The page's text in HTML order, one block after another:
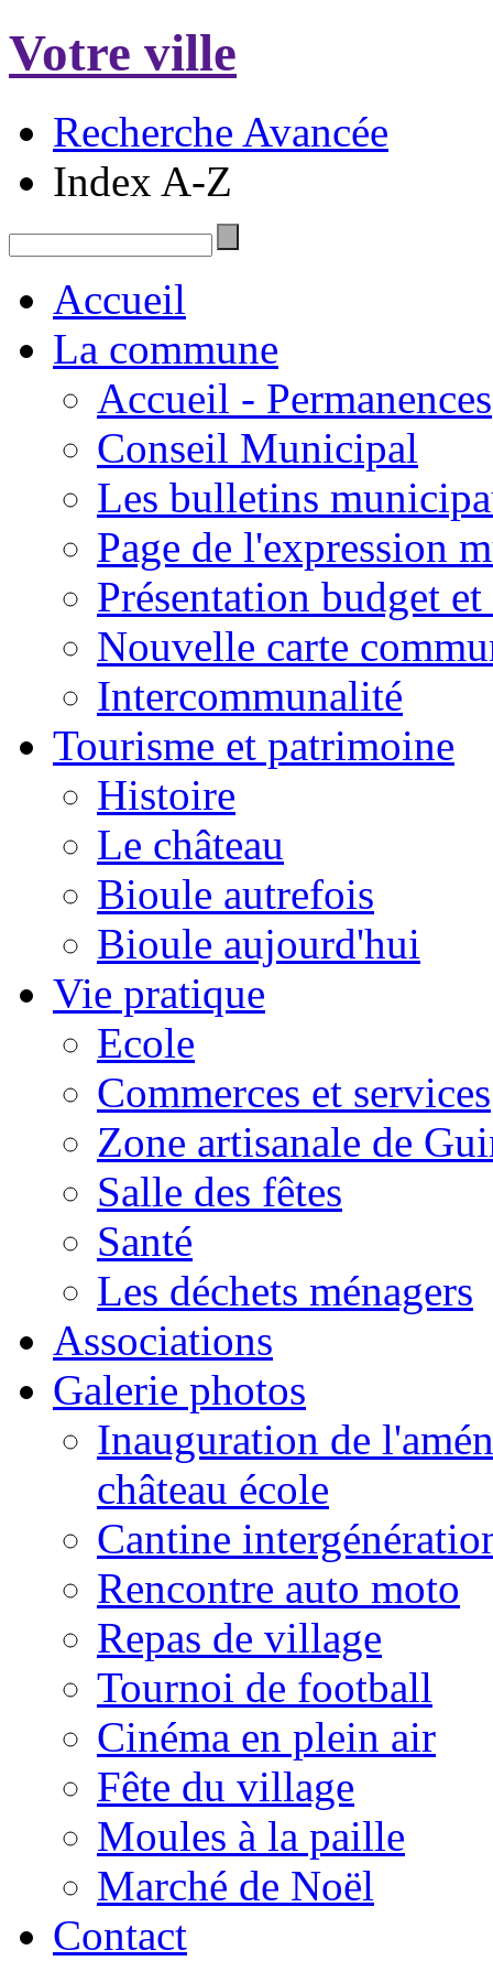
Votre ville
Recherche Avancée
Index A-Z
Accueil
La commune
Accueil - Permanences
Conseil Municipal
Les bulletins
Page de l'expression
Présentation budget
Nouvelle carte
Intercommunalité
Tourisme et patrimoine
Histoire
Le château
Bioule autrefois
Bioule aujourd'hui
Vie pratique
Ecole
Commerces et services
Zone artisanale de
Salle des fêtes
Santé
Les déchets ménagers
Associations
Galerie photos
Inauguration de
château école
Cantine
Rencontre auto moto
Repas de village
Tournoi de football
Cinéma en plein air
Fête du village
Moules à la paille
Marché de Noël
Contact